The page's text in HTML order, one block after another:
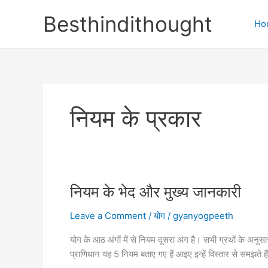
Besthindithought
नियम के प्रकार
नियम के भेद और मुख्य जानकारी
Leave a Comment /योग / gyanyogpeeth
योग के आठ अंगों में से नियम दूसरा अंग है। सभी ग्रंथों के
प्राणिधान यह 5 नियम बताए गए हैं आइए इन्हें विस्तार से समझते